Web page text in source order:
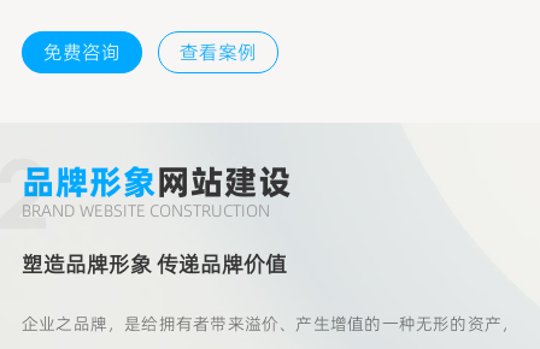
免费咨询 查看案例
品牌形象网站建设
BRAND WEBSITE CONSTRUCTION
塑造品牌形象 传递品牌价值
企业之品牌，是给拥有者带来溢价、产生增值的一种无形的资产，